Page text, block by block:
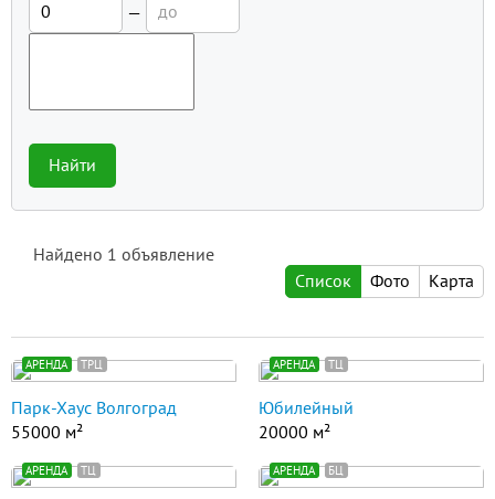
—
Найти
Найдено 1 объявление
Список
Фото Карта
АРЕНДА ТРЦ
Парк-Хаус Волгоград
55000 м²
АРЕНДА ТЦ
Юбилейный
20000 м²
АРЕНДА ТЦ АРЕНДА БЦ